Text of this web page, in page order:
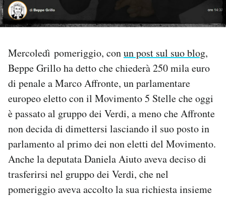
I MIEI PREFERITI
CALENDARIO
AREA PERSONALE
Area Personale
Newsletter
Notifiche mobile
Regala il Post
Hai bisogno di aiuto?
Esci
Mercoledì pomeriggio, conun post sul suo blog,
Beppe Grillo ha detto che chiederà 250 mila euro
di penale a Marco Affronte, un parlamentare
europeo eletto con il Movimento 5 Stelle che oggi
è passato al gruppo dei Verdi, a meno che Affronte
non decida di dimettersi lasciando il suo posto in
parlamento al primo dei non eletti del Movimento.
Anche la deputata Daniela Aiuto aveva deciso di
trasferirsi nel gruppo dei Verdi, che nel
pomeriggio aveva accolto la sua richiesta insieme